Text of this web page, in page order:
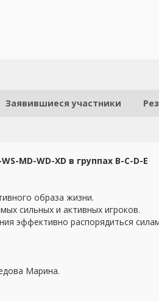
Заявившиеся участники
WS-MD-WD-XD в группах B-C-D-E
образа жизни.
сильных и активных игроков.
эффективно распорядиться
Марина.